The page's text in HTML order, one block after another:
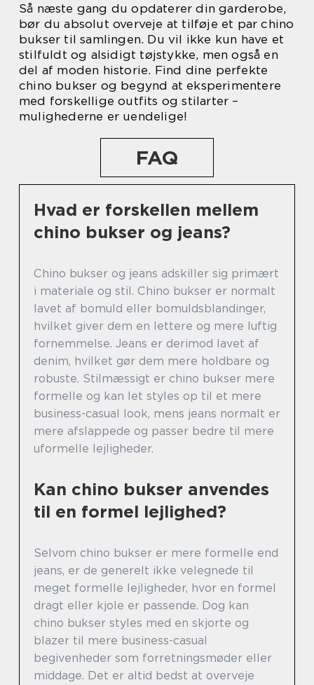
Så næste gang du opdaterer din garderobe,
bør du absolut overveje at tilføje et par chino
bukser til samlingen. Du vil ikke kun have et
stilfuldt og alsidigt tøjstykke, men også en
del af moden historie. Find dine perfekte
chino bukser og begynd at eksperimentere
med forskellige outfits og stilarter –
mulighederne er uendelige!
FAQ
Hvad er forskellen mellem
chino bukser og jeans?
Chino bukser og jeans adskiller sig primært
i materiale og stil. Chino bukser er normalt
lavet af bomuld eller bomuldsblandinger,
hvilket giver dem en lettere og mere luftig
fornemmelse. Jeans er derimod lavet af
denim, hvilket gør dem mere holdbare og
robuste. Stilmæssigt er chino bukser mere
formelle og kan let styles op til et mere
business-casual look, mens jeans normalt er
mere afslappede og passer bedre til mere
uformelle lejligheder.
Kan chino bukser anvendes
til en formel lejlighed?
Selvom chino bukser er mere formelle end
jeans, er de generelt ikke velegnede til
meget formelle lejligheder, hvor en formel
dragt eller kjole er passende. Dog kan
chino bukser styles med en skjorte og
blazer til mere business-casual
begivenheder som forretningsmøder eller
middage. Det er altid bedst at overveje